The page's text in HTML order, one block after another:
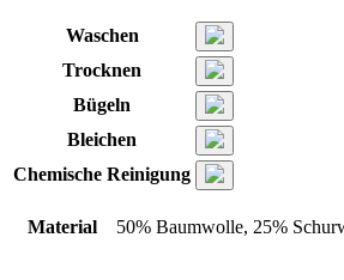
Waschen
Trocknen
Bügeln
Bleichen
Chemische Reinigung
Material 50% Baumwolle, 25%